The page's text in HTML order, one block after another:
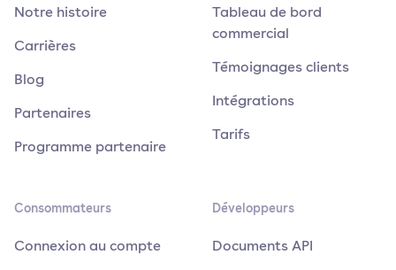
Notre histoire
Carrières
Blog
Partenaires
Programme partenaire
Tableau de bord
commercial
Témoignages clients
Intégrations
Tarifs
Consommateurs
Connexion au compte
Développeurs
Documents API